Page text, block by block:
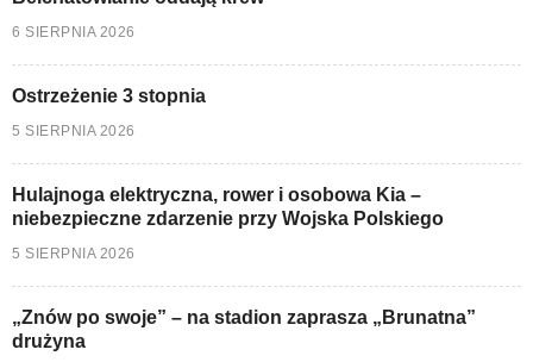
6 SIERPNIA 2026
Ostrzeżenie 3 stopnia
5 SIERPNIA 2026
Hulajnoga elektryczna, rower i osobowa Kia –
niebezpieczne zdarzenie przy Wojska Polskiego
5 SIERPNIA 2026
„Znów po swoje” – na stadion zaprasza „Brunatna”
drużyna